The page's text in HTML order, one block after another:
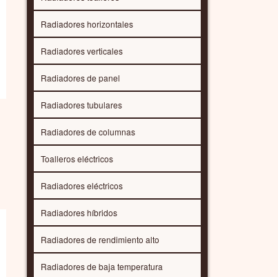
Radiadores horizontales
Radiadores verticales
Radiadores de panel
Radiadores tubulares
Radiadores de columnas
Toalleros eléctricos
Radiadores eléctricos
Radiadores híbridos
Radiadores de rendimiento alto
Radiadores de baja temperatura